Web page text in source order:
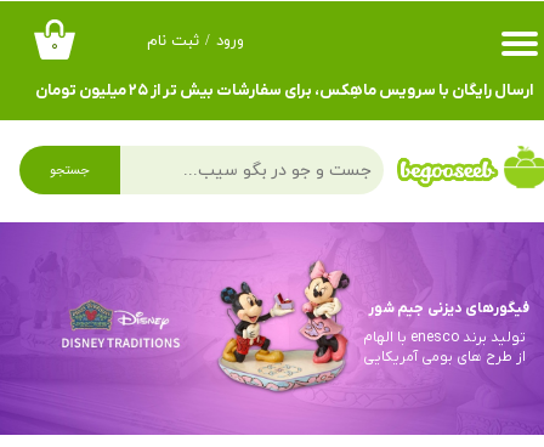
۰ ورود / ثبت نام
حساب کاربری من
تغییر گذر واژه
سفارشات
خروج از حساب کاربری
ارسال رایگان با سرویس ماهِکس، برای سفارشات بیش تر از ۲۵ میلیون تومان
جستجو
فیگورهای دیزنی جیم شور
تولید برند enesco با الهام
از طرح های بومی آمریکایی